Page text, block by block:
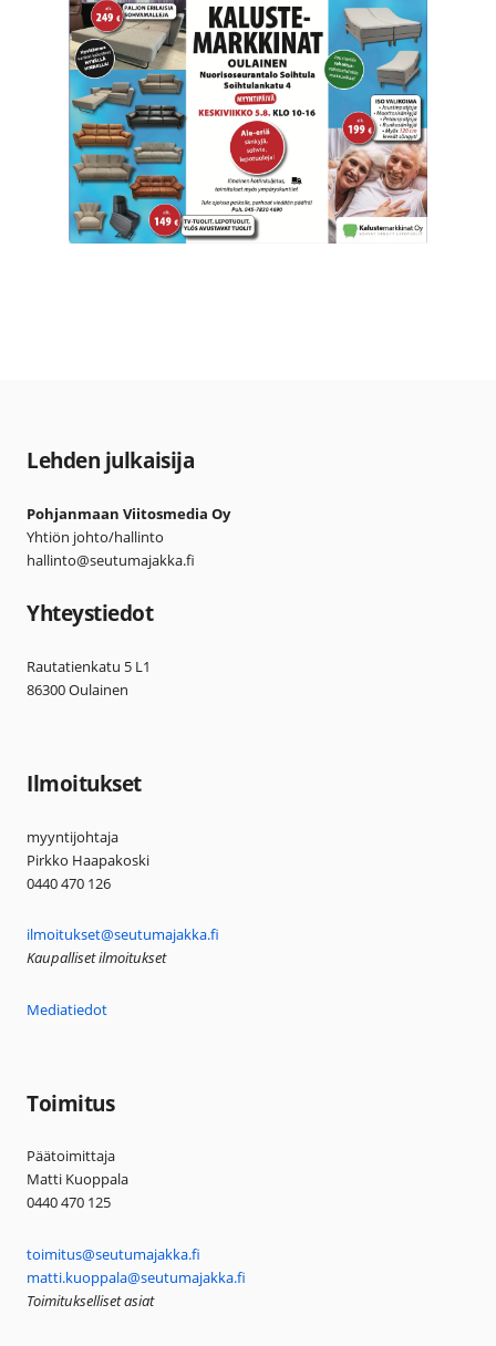
Lehden julkaisija
Pohjanmaan Viitosmedia Oy
Yhtiön johto/hallinto
hallinto@seutumajakka.fi
Yhteystiedot
Rautatienkatu 5 L1
86300 Oulainen
Ilmoitukset
myyntijohtaja
Pirkko Haapakoski
0440 470 126
ilmoitukset@seutumajakka.fi
Kaupalliset ilmoitukset
Mediatiedot
Toimitus
Päätoimittaja
Matti Kuoppala
0440 470 125
toimitus@seutumajakka.fi
matti.kuoppala@seutumajakka.fi
Toimitukselliset asiat